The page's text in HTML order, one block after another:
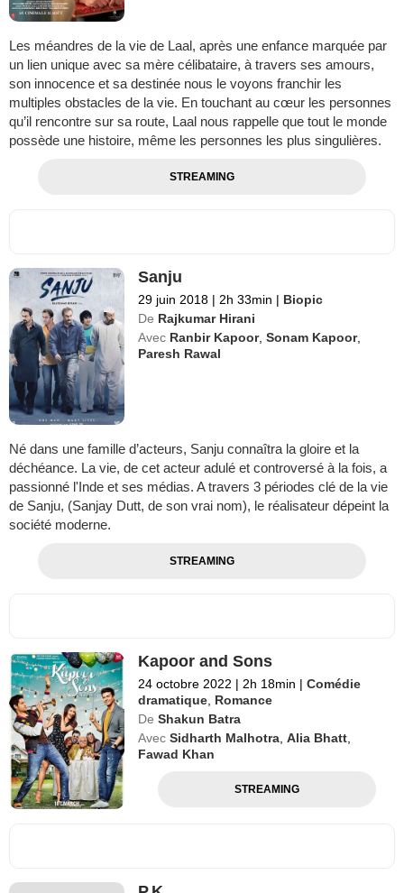
Les méandres de la vie de Laal, après une enfance marquée par
un lien unique avec sa mère célibataire, à travers ses amours,
son innocence et sa destinée nous le voyons franchir les
multiples obstacles de la vie. En touchant au cœur les personnes
qu’il rencontre sur sa route, Laal nous rappelle que tout le monde
possède une histoire, même les personnes les plus singulières.
STREAMING
Sanju
29 juin 2018 | 2h 33min | Biopic
De Rajkumar Hirani
Avec Ranbir Kapoor,Sonam Kapoor,
Paresh Rawal
Né dans une famille d’acteurs, Sanju connaîtra la gloire et la
déchéance. La vie, de cet acteur adulé et controversé à la fois, a
passionné l'Inde et ses médias. A travers 3 périodes clé de la vie
de Sanju, (Sanjay Dutt, de son vrai nom), le réalisateur dépeint la
société moderne.
STREAMING
Kapoor and Sons
24 octobre 2022 | 2h 18min | Comédie
dramatique Romance
De Shakun Batra
Avec Sidharth Malhotra ,Alia Bhatt
Fawad Khan
STREAMING